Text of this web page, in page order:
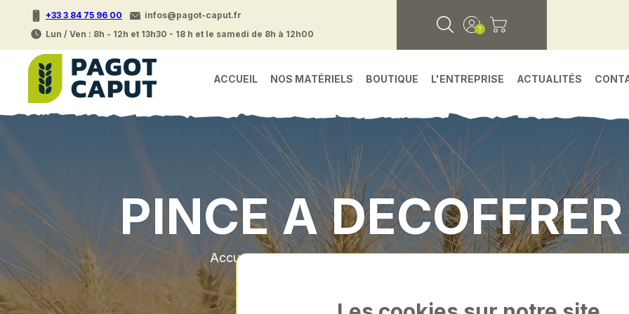
+33 3 84 75 96 00
infos@pagot-caput.fr
Lun / Ven : 8h - 12h et 13h30 - 18 h et le samedi de 8h à 12h00
ACCUEIL NOS MATÉRIELS BOUTIQUE L'ENTREPRISE ACTUALITÉS
PINCE A
Accueil•Pieces detachees•Environnement atelier•Pince